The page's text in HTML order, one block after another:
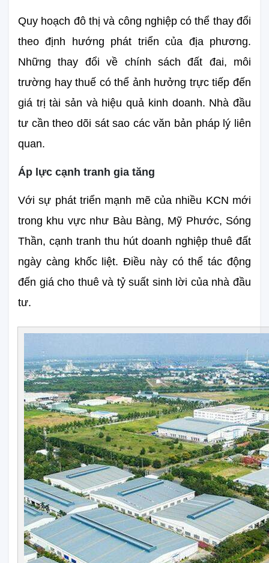
Quy hoạch đô thị và công nghiệp có thể thay đổi
theo định hướng phát triển của địa phương.
Những thay đổi về chính sách đất đai, môi
trường hay thuế có thể ảnh hưởng trực tiếp đến
giá trị tài sản và hiệu quả kinh doanh. Nhà đầu
tư cần theo dõi sát sao các văn bản pháp lý liên
quan.
Áp lực cạnh tranh gia tăng
Với sự phát triển mạnh mẽ của nhiều KCN mới
trong khu vực như Bàu Bàng, Mỹ Phước, Sóng
Thần, cạnh tranh thu hút doanh nghiệp thuê đất
ngày càng khốc liệt. Điều này có thể tác động
đến giá cho thuê và tỷ suất sinh lời của nhà đầu
tư.